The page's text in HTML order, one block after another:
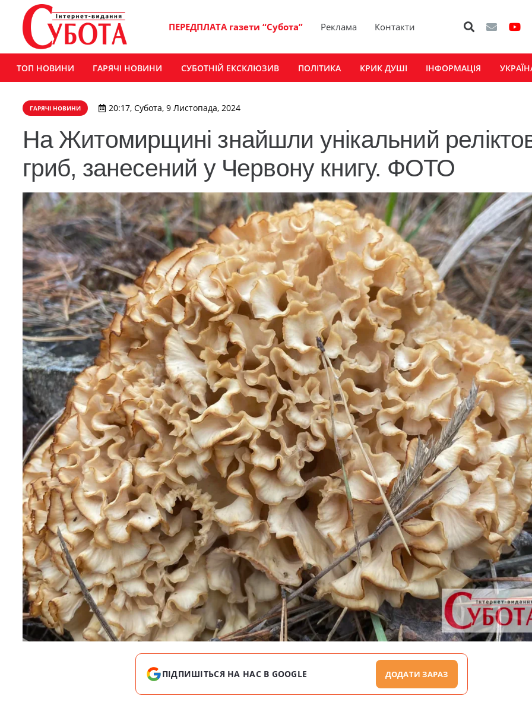
ПЕРЕДПЛАТА газети “Субота” Реклама Контакти
ТОП НОВИНИ ГАРЯЧІ НОВИНИ СУБОТНІЙ ЕКСКЛЮЗИВ ПОЛІТИКА КРИК ДУШІ ІНФОРМАЦІЯ
ГАРЯЧІ НОВИНИ 20:17, Субота, 9 Листопада, 2024
На Житомирщині знайшли унікальний
гриб, занесений у Червону книгу. ФОТО
ПІДПИШІТЬСЯ НА НАС В GOOGLE ДОДАТИ ЗАРАЗ